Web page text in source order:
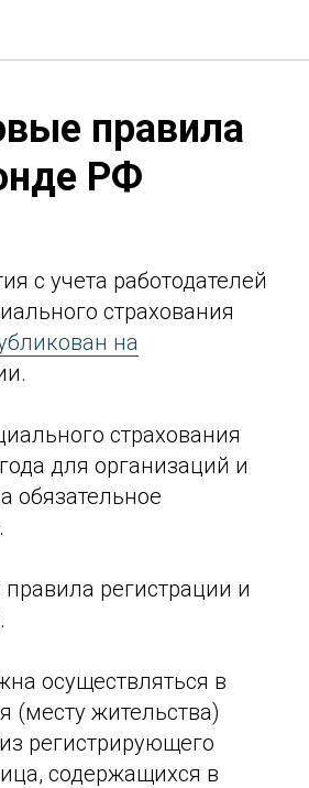
правила
РФ
с учета работодателей
страхования
на
страхования
для организаций и
обязательное
регистрации и
осуществляться в
(месту жительства)
регистрирующего
содержащихся в